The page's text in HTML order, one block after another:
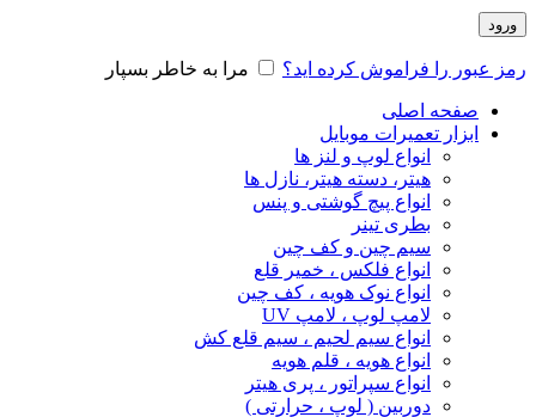
ورود
رمز عبور را فراموش کرده اید؟ مرا به خاطر بسپار
صفحه اصلی
ابزار تعمیرات موبایل
انواع لوپ و لنز ها
هیتر، دسته هیتر، نازل ها
انواع پیچ‌ گوشتی و پنس
بطری تینر
سیم چین و کف چین
انواع فلکس ، خمیر قلع
انواع نوک هویه ، کف چین
لامپ لوپ ، لامپ UV
انواع سیم لحیم ، سیم قلع کش
انواع هویه ، قلم هویه
انواع سپراتور ، پری هیتر
دوربین ( لوپ ، حرارتی )